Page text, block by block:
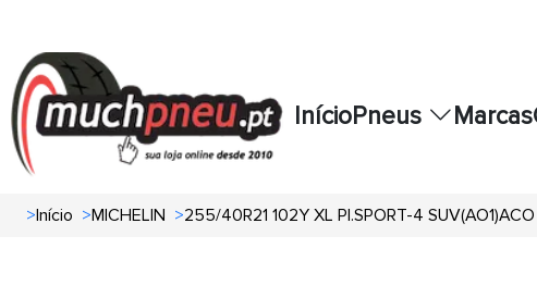
InícioPneus Marcas
>Início >MICHELIN >255/40R21 102Y XL PI.SPORT-4 SUV(AO1)ACO